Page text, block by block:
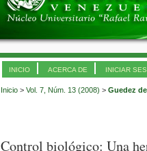
INICIO ACERCA DE INICIAR
Inicio > Vol. 7, Núm. 13 (2008) > Guedez
Control biológico: Una